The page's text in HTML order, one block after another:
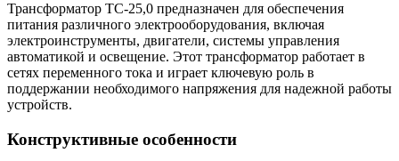
Трансформатор ТС-25,0 предназначен для обеспечения
питания различного электрооборудования, включая
электроинструменты, двигатели, системы управления
автоматикой и освещение. Этот трансформатор работает в
сетях переменного тока и играет ключевую роль в
поддержании необходимого напряжения для надежной работы
устройств.
Конструктивные особенности